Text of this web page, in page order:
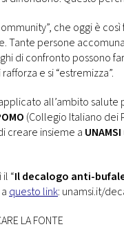
che oggi è
Tante persone
di confronto possono
e si “estremizza”.
all’ambito
(Collegio Italiano dei
creare insieme a UNAMSI
“Il decalogo anti-
questo link: unamsi.it/
LA FONTE